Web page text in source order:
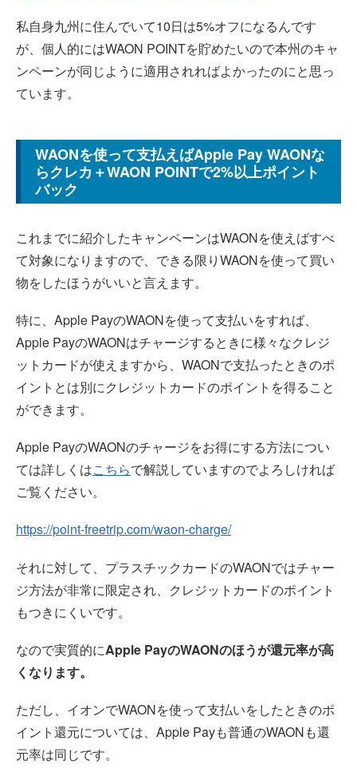
私自身九州に住んでいて10日は5%オフになるんです
が、個人的にはWAON POINTを貯めたいので本州のキャ
ンペーンが同じように適用されればよかったのにと思っ
ています。
WAONを使って支払えばApple Pay WAONな
らクレカ＋WAON POINTで2%以上ポイント
バック
これまでに紹介したキャンペーンはWAONを使えばすべ
て対象になりますので、できる限りWAONを使って買い
物をしたほうがいいと言えます。
特に、Apple PayのWAONを使って支払いをすれば、
Apple PayのWAONはチャージするときに様々なクレジ
ットカードが使えますから、WAONで支払ったときのポ
イントとは別にクレジットカードのポイントを得ること
ができます。
Apple PayのWAONのチャージをお得にする方法につい
ては詳しくはこちらで解説していますのでよろしければ
ご覧ください。
https://point-freetrip.com/waon-charge/
それに対して、プラスチックカードのWAONではチャー
ジ方法が非常に限定され、クレジットカードのポイント
もつきにくいです。
なので実質的にApple PayのWAONのほうが還元率が高
くなります。
ただし、イオンでWAONを使って支払いをしたときのポ
イント還元については、Apple Payも普通のWAONも還
元率は同じです。